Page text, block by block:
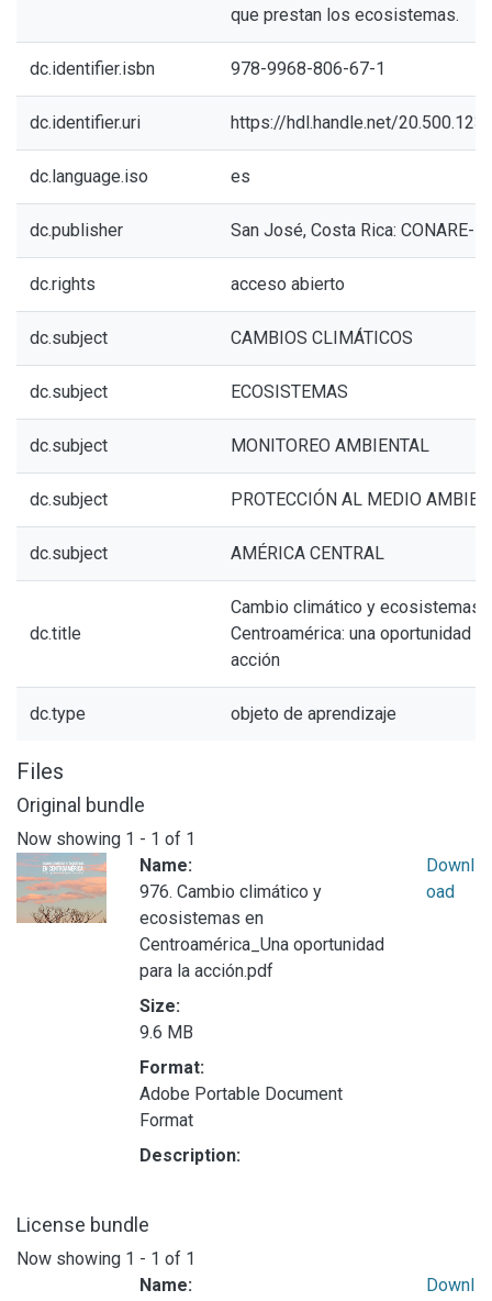
que prestan los ecosistemas.
dc.identifier.isbn 978-9968-806-67-1
dc.identifier.uri https://hdl.handle.net/
dc.language.iso es
dc.publisher San José, Costa Rica: CONARE-
dc.rights acceso abierto
dc.subject CAMBIOS CLIMÁTICOS
dc.subject ECOSISTEMAS
dc.subject MONITOREO AMBIENTAL
dc.subject PROTECCIÓN AL MEDIO
dc.subject AMÉRICA CENTRAL
dc.title
Cambio climático y ecosistemas
Centroamérica: una oportunidad
acción
dc.type objeto de aprendizaje
Files
Original bundle
Now showing 1 - 1 of 1
Name:
976. Cambio climático y
ecosistemas en
Centroamérica_Una oportunidad
para la acción.pdf
Size:
9.6 MB
Format:
Adobe Portable Document
Format
Description:
Downl
oad
License bundle
Now showing 1 - 1 of 1
Name:
Downl